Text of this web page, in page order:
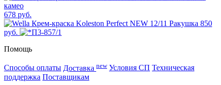
678 руб.
850
руб.
Помощь
Способы оплаты Доставка new Условия СП Техническая
поддержка Поставщикам